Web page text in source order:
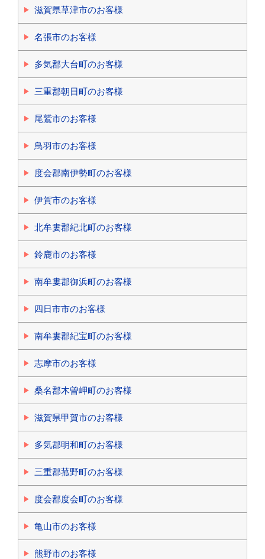
滋賀県草津市のお客様
名張市のお客様
多気郡大台町のお客様
三重郡朝日町のお客様
尾鷲市のお客様
鳥羽市のお客様
度会郡南伊勢町のお客様
伊賀市のお客様
北牟婁郡紀北町のお客様
鈴鹿市のお客様
南牟婁郡御浜町のお客様
四日市市のお客様
南牟婁郡紀宝町のお客様
志摩市のお客様
桑名郡木曽岬町のお客様
滋賀県甲賀市のお客様
多気郡明和町のお客様
三重郡菰野町のお客様
度会郡度会町のお客様
亀山市のお客様
熊野市のお客様